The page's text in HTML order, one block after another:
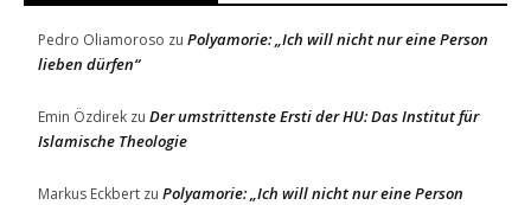
Pedro Oliamoroso zu Polyamorie: „Ich will nicht nur eine Person
lieben dürfen“
Emin Özdirek zu Der umstrittenste Ersti der HU: Das Institut für
Islamische Theologie
Markus Eckbert zu Polyamorie: „Ich will nicht nur eine Person